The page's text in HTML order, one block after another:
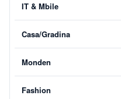
IT & Mbile
Casa/Gradina
Monden
Fashion